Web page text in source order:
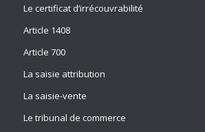
Le certificat d’irrécouvrabilité
Article 1408
Article 700
La saisie attribution
La saisie-vente
Le tribunal de commerce